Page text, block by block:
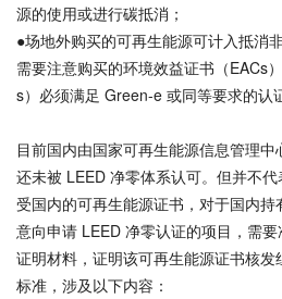
源的使用或进行碳抵消；
●场地外购买的可再生能源可计入抵消
需要注意购买的环境效益证书（EACs
s）必须满足 Green-e 或同等要求的认
目前国内由国家可再生能源信息管理
还未被 LEED 净零体系认可。但并不
受国内的可再生能源证书，对于国内
意向申请 LEED 净零认证的项目，需
证明材料，证明该可再生能源证书核
标准，涉及以下内容：